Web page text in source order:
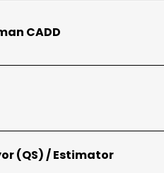
CADD
(QS) / Estimator